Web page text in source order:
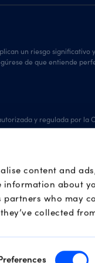
content and
information about
who may
collected
un riesgo
de que entiende
y regulada por la
y conocerle mejor. Al